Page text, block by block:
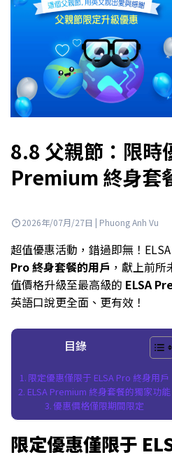
8.8 父親節：限時
Premium 終身套
2026年/07月/27日 | Phuong Anh Vu
超值優惠活動，錯過即無！
Pro 終身套餐的用戶 ，獻上前
值價格升級至最高級的 ELSA
英語口說更全面、更有效！
目錄
限定優惠僅限于 ELSA Pro 終身用戶
ELSA Premium 終身套餐的獨家功能
優惠價格僅限期間限定
限定優惠僅限于